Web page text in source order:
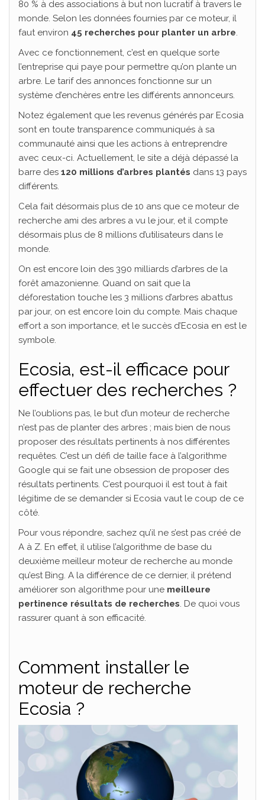
80 % à des associations à but non lucratif à travers le
monde. Selon les données fournies par ce moteur, il
faut environ 45 recherches pour planter un arbre.
Avec ce fonctionnement, c’est en quelque sorte
l’entreprise qui paye pour permettre qu’on plante un
arbre. Le tarif des annonces fonctionne sur un
système d’enchères entre les différents annonceurs.
Notez également que les revenus générés par Ecosia
sont en toute transparence communiqués à sa
communauté ainsi que les actions à entreprendre
avec ceux-ci. Actuellement, le site a déjà dépassé la
barre des 120 millions d’arbres plantés dans 13 pays
différents.
Cela fait désormais plus de 10 ans que ce moteur de
recherche ami des arbres a vu le jour, et il compte
désormais plus de 8 millions d’utilisateurs dans le
monde.
On est encore loin des 390 milliards d’arbres de la
forêt amazonienne. Quand on sait que la
déforestation touche les 3 millions d’arbres abattus
par jour, on est encore loin du compte. Mais chaque
effort a son importance, et le succès d’Ecosia en est le
symbole.
Ecosia, est-il efficace pour
effectuer des recherches ?
Ne l’oublions pas, le but d’un moteur de recherche
n’est pas de planter des arbres ; mais bien de nous
proposer des résultats pertinents à nos différentes
requêtes. C’est un défi de taille face à l’algorithme
Google qui se fait une obsession de proposer des
résultats pertinents. C’est pourquoi il est tout à fait
légitime de se demander si Ecosia vaut le coup de ce
côté.
Pour vous répondre, sachez qu’il ne s’est pas créé de
A à Z. En effet, il utilise l’algorithme de base du
deuxième meilleur moteur de recherche au monde
qu’est Bing. A la différence de ce dernier, il prétend
améliorer son algorithme pour une meilleure
pertinence résultats de recherches. De quoi vous
rassurer quant à son efficacité.
Comment installer le
moteur de recherche
Ecosia ?